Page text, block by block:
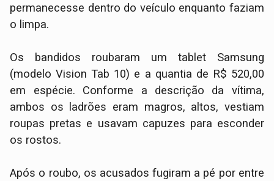
permanecesse dentro do veículo enquanto faziam
o limpa.
​Os bandidos roubaram um tablet Samsung
(modelo Vision Tab 10) e a quantia de R$ 520,00
em espécie. Conforme a descrição da vítima,
ambos os ladrões eram magros, altos, vestiam
roupas pretas e usavam capuzes para esconder
os rostos.
​Após o roubo, os acusados fugiram a pé por entre